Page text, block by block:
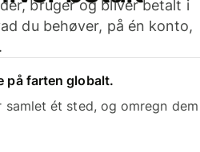
bruger og bliver betalt i
du behøver, på én konto,
på farten globalt.
samlet ét sted, og omregn dem